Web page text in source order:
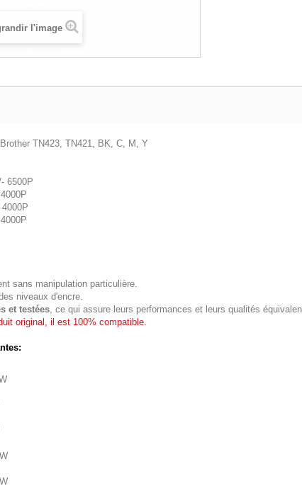
l'image
TN423, TN421, BK, C, M, Y
6500P
sans manipulation particulière.
niveaux d'encre.
et testées, ce qui assure leurs performances et leurs qualités
original, il est 100% compatible.